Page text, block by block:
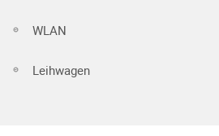
WLAN
Leihwagen